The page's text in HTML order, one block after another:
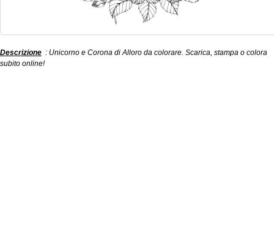
Descrizione : Unicorno e Corona di Alloro da colorare. Scarica, stampa o colora
subito online!